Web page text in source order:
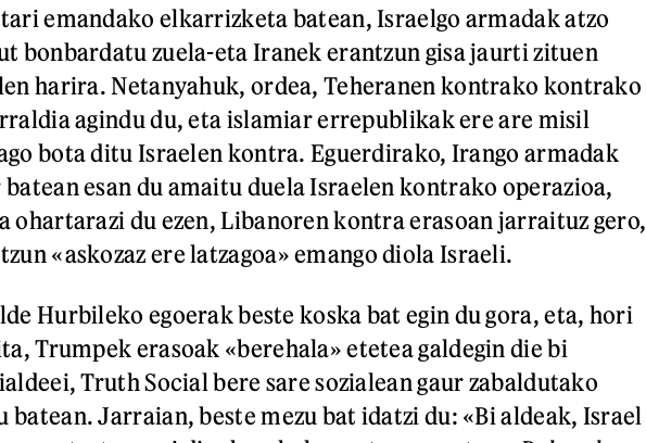
emandako elkarrizketa batean, Israelgo armadak atzo
bonbardatu zuela-eta Iranek erantzun gisa jaurti zituen
harira. Netanyahuk, ordea, Teheranen kontrako kontrako
agindu du, eta islamiar errepublikak ere are misil
bota ditu Israelen kontra. Eguerdirako, Irango armadak
batean esan du amaitu duela Israelen kontrako operazioa,
ohartarazi du ezen, Libanoren kontra erasoan jarraituz gero,
«askozaz ere latzagoa» emango diola Israeli.
Hurbileko egoerak beste koska bat egin du gora, eta, hori
Trumpek erasoak «berehala» etetea galdegin die bi
Truth Social bere sare sozialean gaur zabaldutako
batean. Jarraian, beste mezu bat idatzi du: «Bi aldeak, Israel